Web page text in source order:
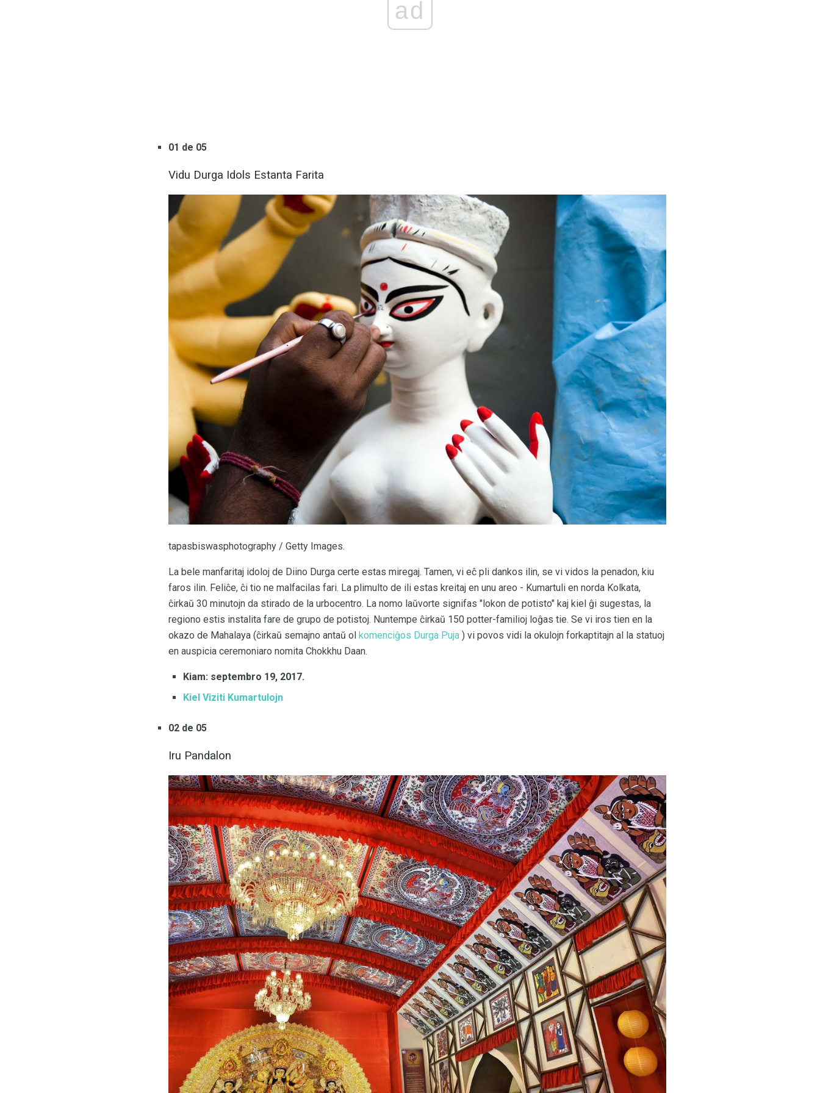
ad
01 de 05
Vidu Durga Idols Estanta Farita
tapasbiswasphotography / Getty Images.
La bele manfaritaj idoloj de Diino Durga certe estas miregaj. Tamen, vi eĉ pli dankos ilin, se vi vidos la penadon, kiu
faros ilin. Feliĉe, ĉi tio ne malfacilas fari. La plimulto de ili estas kreitaj en unu areo - Kumartuli en norda Kolkata,
ĉirkaŭ 30 minutojn da stirado de la urbocentro. La nomo laŭvorte signifas "lokon de potisto" kaj kiel ĝi sugestas, la
regiono estis instalita fare de grupo de potistoj. Nuntempe ĉirkaŭ 150 potter-familioj loĝas tie. Se vi iros tien en la
okazo de Mahalaya (ĉirkaŭ semajno antaŭ ol komenciĝos Durga Puja ) vi povos vidi la okulojn forkaptitajn al la statuoj
en auspicia ceremoniaro nomita Chokkhu Daan.
Kiam: septembro 19, 2017.
Kiel Viziti Kumartulojn
02 de 05
Iru Pandalon